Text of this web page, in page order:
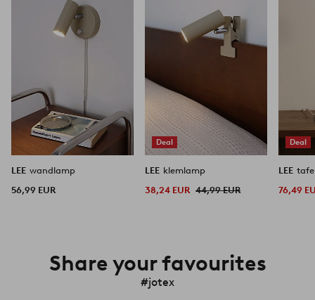
LEE wandlamp
56,99 EUR
Deal
LEE klemlamp
38,24 EUR 44,99 EUR
Deal
LEE
76,49
Share your favourites
#jotex